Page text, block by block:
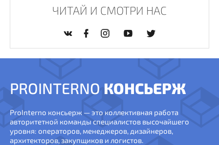
ЧИТАЙ И СМОТРИ НАС
PROINTERNO КОНСЬЕРЖ
ProInterno консьерж — это коллективная работа
авторитетной команды специалистов высочайшего
уровня: операторов, менеджеров, дизайнеров,
архитекторов, закупщиков и логистов.